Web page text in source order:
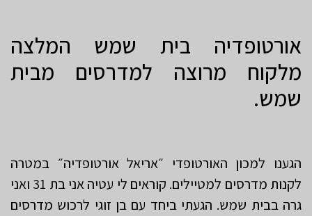
אורטופדיה בית שמש המלצה
מלקוח מרוצה למדרסים מבית
שמש.
הגענו למכון האורטופדי ״אריאל אורטופדיה״ במטרה
לקנות מדרסים למטיילים. קוראים לי עטיה אני בת 31 ואני
גרה בבית שמש. הגעתי ביחד עם בן זוגי לרכוש מדרסים